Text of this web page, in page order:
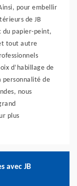
pour embellir
de JB
du papier-peint,
tout autre
d’habillage de
personnalité de
nous
plus
avec JB